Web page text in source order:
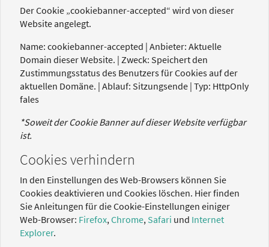
Der Cookie „cookiebanner-accepted“ wird von dieser
Website angelegt.
Name: cookiebanner-accepted | Anbieter: Aktuelle
Domain dieser Website. | Zweck: Speichert den
Zustimmungsstatus des Benutzers für Cookies auf der
aktuellen Domäne. | Ablauf: Sitzungsende | Typ: HttpOnly
fales
*Soweit der Cookie Banner auf dieser Website verfügbar
ist.
Cookies verhindern
In den Einstellungen des Web-Browsers können Sie
Cookies deaktivieren und Cookies löschen. Hier finden
Sie Anleitungen für die Cookie-Einstellungen einiger
Web-Browser: Firefox, Chrome, Safari und Internet
Explorer.